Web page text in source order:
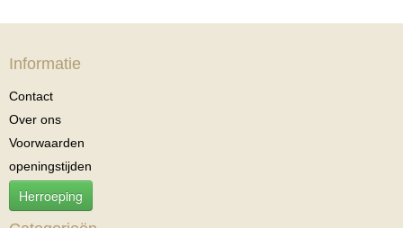
Informatie
Contact
Over ons
Voorwaarden
openingstijden
Herroeping